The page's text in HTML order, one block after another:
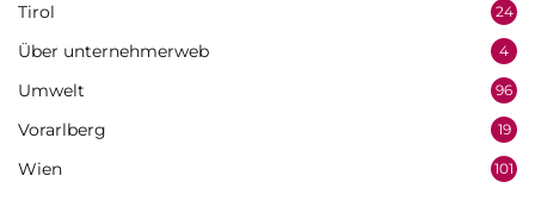
Tirol 24
Über unternehmerweb 4
Umwelt 96
Vorarlberg 19
Wien 101